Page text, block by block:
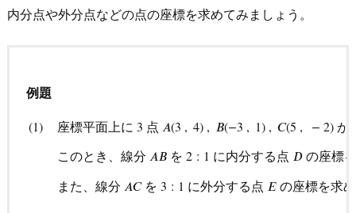
内分点や外分点などの点の座標を求めてみましょう。
例題
(1) 座標平面上に 3 点 𝐴(3 , 4) , 𝐵(−3 , 1) , 𝐶(5 , − 2) が
このとき、線分 𝐴𝐵を 2 : 1 に内分する点 𝐷の座標
また、線分 𝐴𝐶を3 : 1 に外分する点 𝐸の座標を求
座標平面上に 3点A( 3 , 4 ,B(−3,1),C( 5, −2)がある。